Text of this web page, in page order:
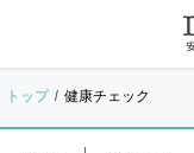
トップ 健康チェック